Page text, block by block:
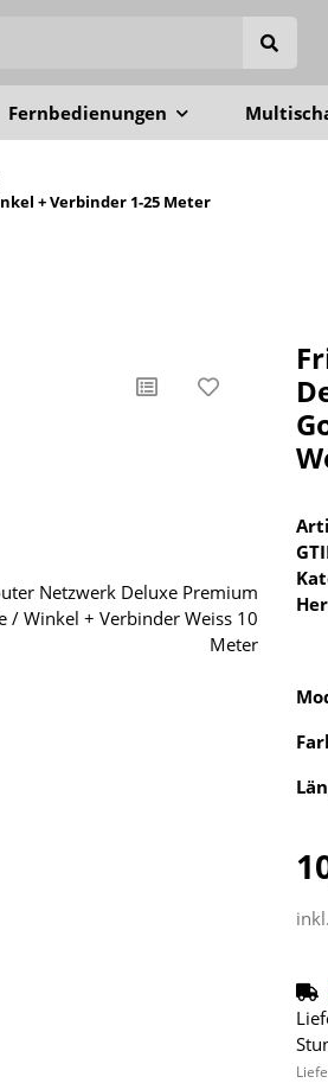
Fernbedienungen
+ Verbinder 1-25 Meter